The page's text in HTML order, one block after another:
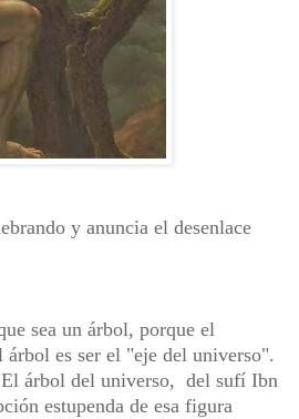
y anuncia el desenlace
sea un árbol, porque el
es ser el "eje del universo".
árbol del universo, del sufí Ibn
estupenda de esa figura